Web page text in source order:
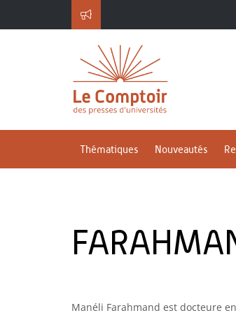
Thématiques Nouveautés
Manéli Farahmand est docteure